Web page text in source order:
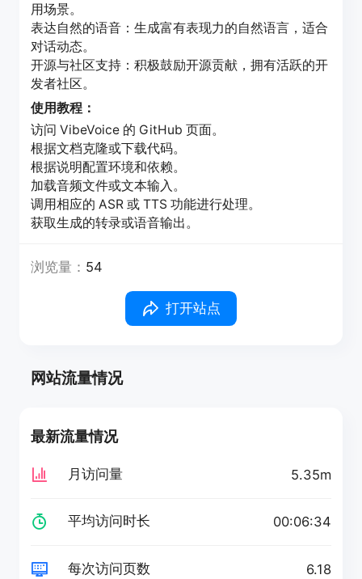
用场景。
表达自然的语音：生成富有表现力的自然语言，适合
对话动态。
开源与社区支持：积极鼓励开源贡献，拥有活跃的开
发者社区。
使用教程：
访问 VibeVoice 的 GitHub 页面。
根据文档克隆或下载代码。
根据说明配置环境和依赖。
加载音频文件或文本输入。
调用相应的 ASR 或 TTS 功能进行处理。
获取生成的转录或语音输出。
浏览量： 54
打开站点
网站流量情况
最新流量情况
月访问量 5.35m
平均访问时长 00:06:34
每次访问页数 6.18